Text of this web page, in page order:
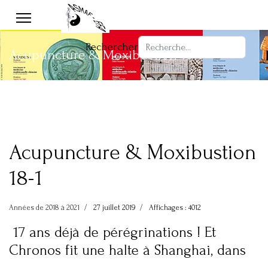
Rechercher
Acupuncture & Moxibustion 18-1
Acupuncture & Moxibustion
18-1
Années de 2018 à 2021 27 juillet 2019 Affichages : 4012
17 ans déjà de pérégrinations ! Et
Chronos fit une halte à Shanghai, dans